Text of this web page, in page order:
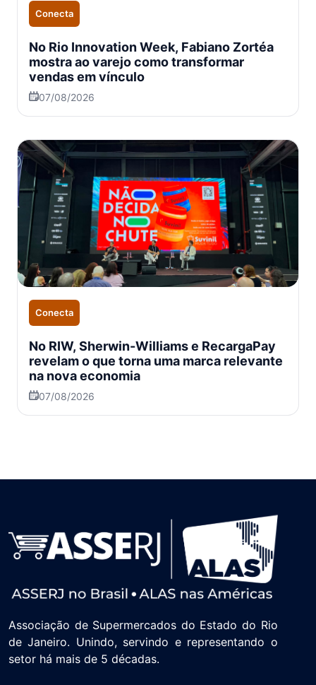
Conecta
No Rio Innovation Week, Fabiano Zortéa
mostra ao varejo como transformar
vendas em vínculo
07/08/2026
Conecta
No RIW, Sherwin-Williams e RecargaPay
revelam o que torna uma marca relevante
na nova economia
07/08/2026
Associação de Supermercados do Estado do Rio
de Janeiro. Unindo, servindo e representando o
setor há mais de 5 décadas.